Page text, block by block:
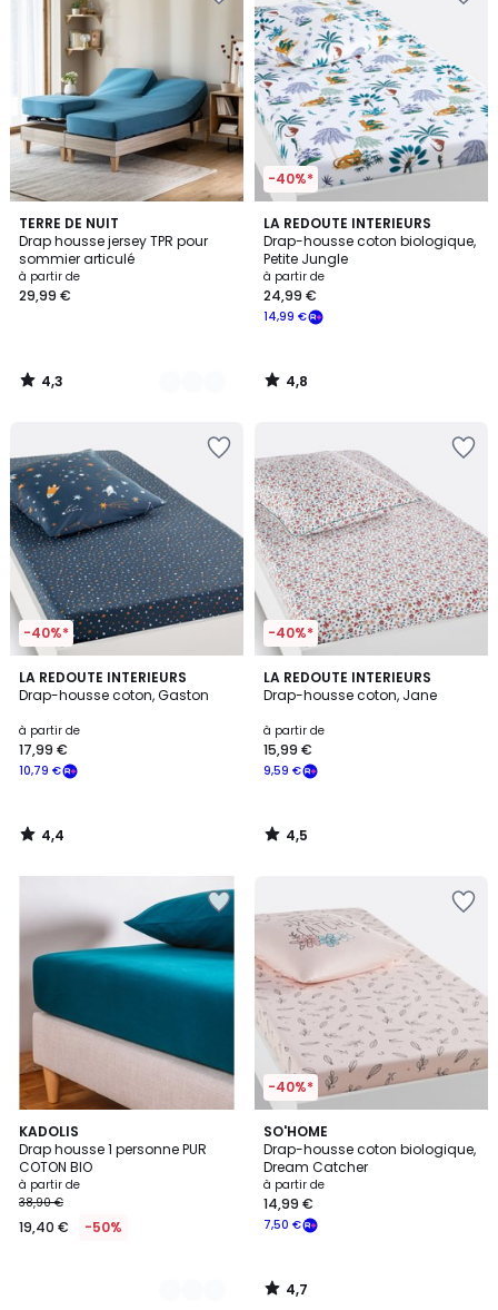
TERRE DE NUIT
Drap housse jersey TPR pour
sommier articulé
à partir de
29,99 €
4,3
/ 5
15
Couleurs
4,3
/
-40%*
LA REDOUTE INTERIEURS
Drap-housse coton biologique,
Petite Jungle
à partir de
14,99 €
24,99 €
4,8
/ 5
4,8
/
-40%*
LA REDOUTE INTERIEURS
Drap-housse coton, Gaston
à partir de
10,79 €
17,99 €
4,4
/ 5
4,4
/
-40%*
LA REDOUTE INTERIEURS
Drap-housse coton, Jane
à partir de
9,59 €
15,99 €
4,5
/ 5
4,5
/
KADOLIS
Drap housse 1 personne PUR
COTON BIO
à partir de
38,90 €
19,40 € -50%
11
Couleurs
-40%*
SO'HOME
Drap-housse coton biologique,
Dream Catcher
à partir de
7,50 €
14,99 €
4,7
/ 5
4,7
/